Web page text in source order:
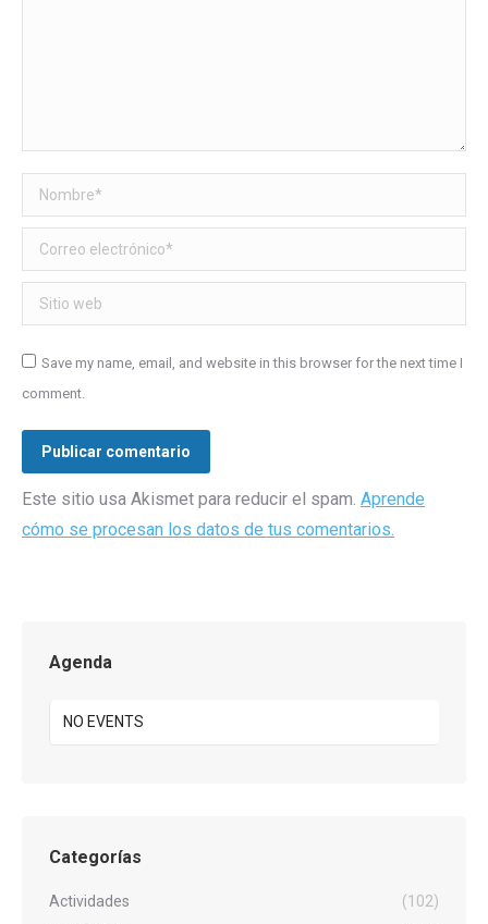
Nombre *
Correo electrónico *
Sitio web
Save my name, email, and website in this browser for the next time I
comment.
Publicar comentario
Este sitio usa Akismet para reducir el spam. Aprende
cómo se procesan los datos de tus comentarios.
Agenda
NO EVENTS
Categorías
Actividades
(102)